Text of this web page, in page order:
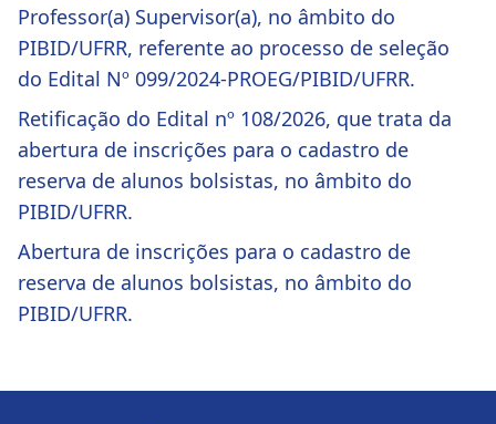
Professor(a) Supervisor(a), no âmbito do
PIBID/UFRR, referente ao processo de seleção
do Edital Nº 099/2024-PROEG/PIBID/UFRR.
Retificação do Edital nº 108/2026, que trata da
abertura de inscrições para o cadastro de
reserva de alunos bolsistas, no âmbito do
PIBID/UFRR.
Abertura de inscrições para o cadastro de
reserva de alunos bolsistas, no âmbito do
PIBID/UFRR.